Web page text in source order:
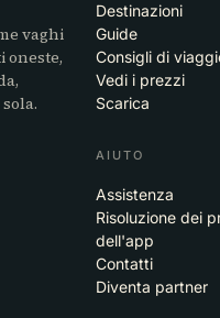
vaghi
oneste,
Destinazioni
Guide
Consigli di
Vedi i prezzi
Scarica
AIUTO
Assistenza
Risoluzione dei
dell'app
Contatti
Diventa partner